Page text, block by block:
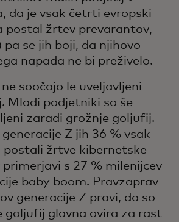
da je vsak četrti evropski
postal žrtev prevarantov,
se jih boji, da njihovo
napada ne bi preživelo.
soočajo le uveljavljeni
Mladi podjetniki so še
zaradi grožnje goljufij.
Z jih 36 % vsak
postali žrtve kibernetske
s 27 % milenijcev
baby boom. Pravzaprav
generacije Z pravi, da so
goljufij glavna ovira za rast